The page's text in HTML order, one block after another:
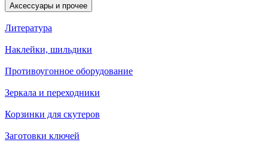
Аксессуары и прочее
Литература
Наклейки, шильдики
Противоугонное оборудование
Зеркала и переходники
Корзинки для скутеров
Заготовки ключей